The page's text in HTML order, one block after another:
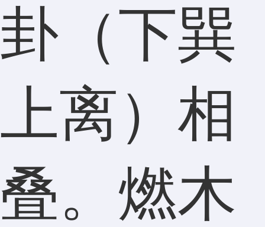
卦（下巽
上离）相
叠。燃木